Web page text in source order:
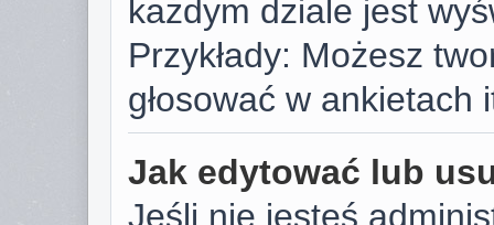
każdym dziale jest
Przykłady: Możesz
głosować w ankietach
Jak edytować lub
Jeśli nie jesteś